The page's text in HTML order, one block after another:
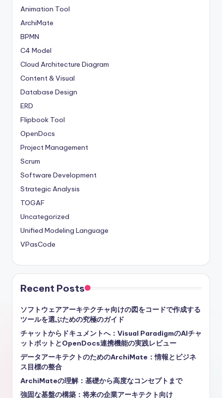
Animation Tool
ArchiMate
BPMN
C4 Model
Cloud Architecture Diagram
Content & Visual
Database Design
ERD
Flipbook Tool
OpenDocs
Project Management
Scrum
Software Development
Strategic Analysis
TOGAF
Uncategorized
Unified Modeling Language
VPasCode
Recent Posts
ソフトウェアアーキテクチャ向けの図をコードで作成する
ツールを選ぶための究極のガイド
チャットからドキュメントへ：Visual ParadigmのAIチャ
ットボットとOpenDocs連携機能の実践レビュー
データアーキテクトのためのArchiMate：情報とビジネ
ス目標の整合
ArchiMateの理解：基礎から高度なコンセプトまで
強固な基盤の構築：将来の企業アーキテクト向け